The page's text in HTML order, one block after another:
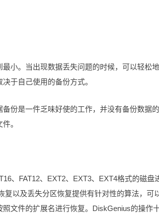
小。当出现数据丢失问题的时候，可以轻松
于自己使用的备份方式。
份是一件乏味好使的工作，并没有备份数据
。
、FAT12、EXT2、EXT3、EXT4格式的磁盘
以及丢失分区恢复提供有针对性的算法，可
文件的扩展名进行恢复。DiskGenius的操作